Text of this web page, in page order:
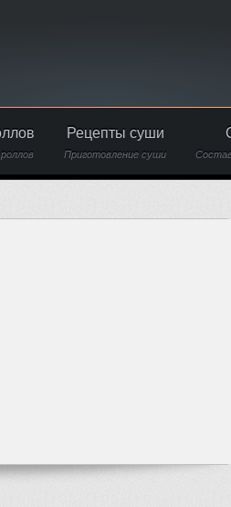
Рецепты суши
Приготовление суши